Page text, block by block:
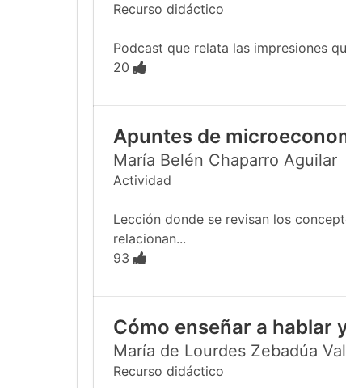
Recurso didáctico
Podcast que relata las impresiones
20
Apuntes de
María Belén Chaparro Aguilar
Actividad
Lección donde se revisan los
relacionan...
93
Cómo enseñar a hablar
María de Lourdes Zebadúa
Recurso didáctico